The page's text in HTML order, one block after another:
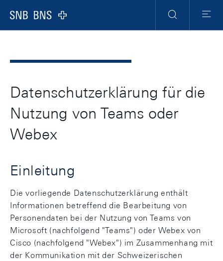
Logo
Navigation
Suche Menu
Datenschutzerklärung für die
Nutzung von Teams oder
Webex
Einleitung
Die vorliegende Datenschutzerklärung enthält
Informationen betreffend die Bearbeitung von
Personendaten bei der Nutzung von Teams von
Microsoft (nachfolgend "Teams") oder Webex von
Cisco (nachfolgend "Webex") im Zusammenhang mit
der Kommunikation mit der Schweizerischen